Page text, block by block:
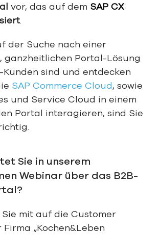
vor, das auf dem SAP CX
.
der Suche nach einer
ganzheitlichen Portal-Lösung
Kunden sind und entdecken
SAP Commerce Cloud, sowie
und Service Cloud in einem
Portal interagieren, sind Sie
Sie in unserem
Webinar über das B2B-
Sie mit auf die Customer
„Kochen&Leben